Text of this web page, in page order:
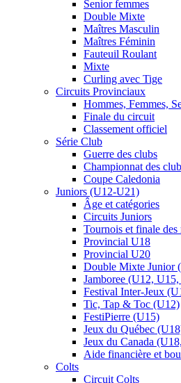
Senior femmes
Double Mixte
Maîtres Masculin
Maîtres Féminin
Fauteuil Roulant
Mixte
Curling avec Tige
Circuits Provinciaux
Hommes, Femmes,
Finale du circuit
Classement officiel
Série Club
Guerre des clubs
Championnat des
Coupe Caledonia
Juniors (U12-U21)
Âge et catégories
Circuits Juniors
Tournois et finale
Provincial U18
Provincial U20
Double Mixte Junior
Jamboree (U12,
Festival Inter-Jeux
Tic, Tap & Toc (U12)
FestiPierre (U15)
Jeux du Québec
Jeux du Canada
Aide financière et
Colts
Circuit Colts